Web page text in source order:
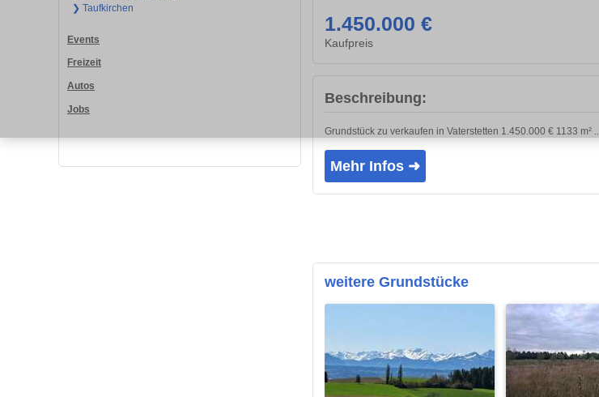
❯ Taufkirchen
Events
Freizeit
Autos
Jobs
1.450.000 €
Kaufpreis
Beschreibung:
Grundstück zu verkaufen in Vaterstetten 1.450.000 € 1133 m² ...
Mehr Infos ➜
weitere Grundstücke